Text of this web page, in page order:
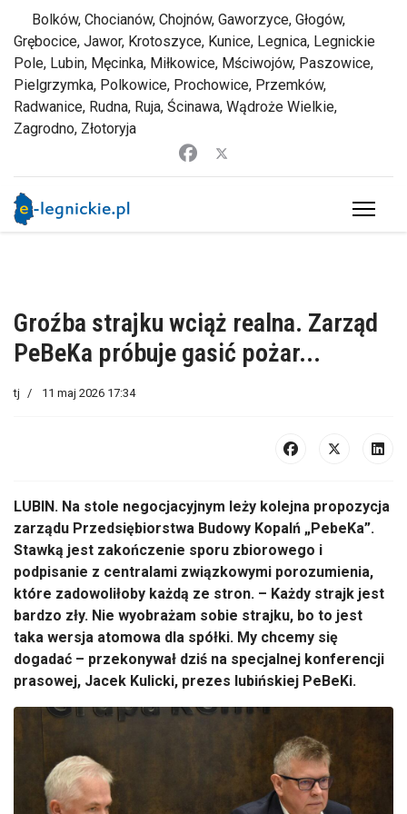
Bolków, Chocianów, Chojnów, Gaworzyce, Głogów,
Grębocice, Jawor, Krotoszyce, Kunice, Legnica, Legnickie
Pole, Lubin, Męcinka, Miłkowice, Mściwojów, Paszowice,
Pielgrzymka, Polkowice, Prochowice, Przemków,
Radwanice, Rudna, Ruja, Ścinawa, Wądroże Wielkie,
Zagrodno, Złotoryja
Groźba strajku wciąż realna. Zarząd
PeBeKa próbuje gasić pożar...
tj 11 maj 2026 17:34
LUBIN. Na stole negocjacyjnym leży kolejna propozycja
zarządu Przedsiębiorstwa Budowy Kopalń „PebeKa”.
Stawką jest zakończenie sporu zbiorowego i
podpisanie z centralami związkowymi porozumienia,
które zadowoliłoby każdą ze stron. – Każdy strajk jest
bardzo zły. Nie wyobrażam sobie strajku, bo to jest
taka wersja atomowa dla spółki. My chcemy się
dogadać – przekonywał dziś na specjalnej konferencji
prasowej, Jacek Kulicki, prezes lubińskiej PeBeKi.